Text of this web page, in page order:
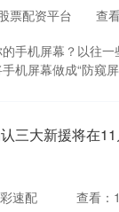
票配资平台 查
手机屏幕？以往
机屏幕做成“防窥
三大新援将在
速配 查看：